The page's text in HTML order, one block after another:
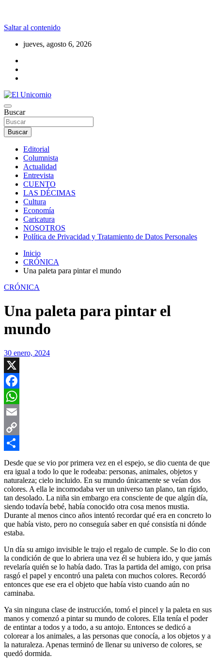
Saltar al contenido
jueves, agosto 6, 2026
El Unicornio
La realidad supera la fantasía
Buscar
Buscar
Editorial
Columnista
Actualidad
Entrevista
CUENTO
LAS DÉCIMAS
Cultura
Economía
Caricatura
NOSOTROS
Política de Privacidad y Tratamiento de Datos Personales
Inicio
CRÓNICA
Una paleta para pintar el mundo
CRÓNICA
Una paleta para pintar el
mundo
30 enero, 2024
X
Facebook
WhatsApp
Email
Copy
Link
Compartir
Desde que se vio por primera vez en el espejo, se dio cuenta de que
era igual a todo lo que le rodeaba: personas, animales, objetos y
naturaleza; cielo incluido. En su mundo únicamente se veían dos
colores. A ella le incomodaba ver un universo tan plano, tan rígido,
tan desolado. La niña sin embargo era consciente de que algún día,
siendo todavía bebé, había conocido otra cosa menos mustia.
Durante al menos cinco años intentó recordar qué era en concreto lo
que había visto, pero no conseguía saber en qué consistía ni dónde
estaba.
Un día su amigo invisible le trajo el regalo de cumple. Se lo dio con
la condición de que lo abriera una vez él se hubiera ido, y que jamás
revelaría quién se lo había dado. Tras la partida del amigo, con prisa
rasgó el papel y encontró una paleta con muchos colores. Recordó
entonces que ese era el objeto que había visto cuando aún no
caminaba.
Ya sin ninguna clase de instrucción, tomó el pincel y la paleta en sus
manos y comenzó a pintar su mundo de colores. Ella tenía el poder
de entintar a todos y a todo, a su antojo. Entonces se dedicó a
colorear a los animales, a las personas que conocía, a los objetos y a
la naturaleza. Apenas terminó de llenar su universo de colores, se
quedó dormida.